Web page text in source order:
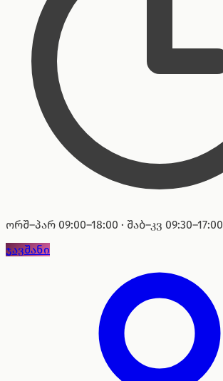
ორშ–პარ 09:00–18:00 · შაბ–კვ 09:30–17:00
ჯავშანი